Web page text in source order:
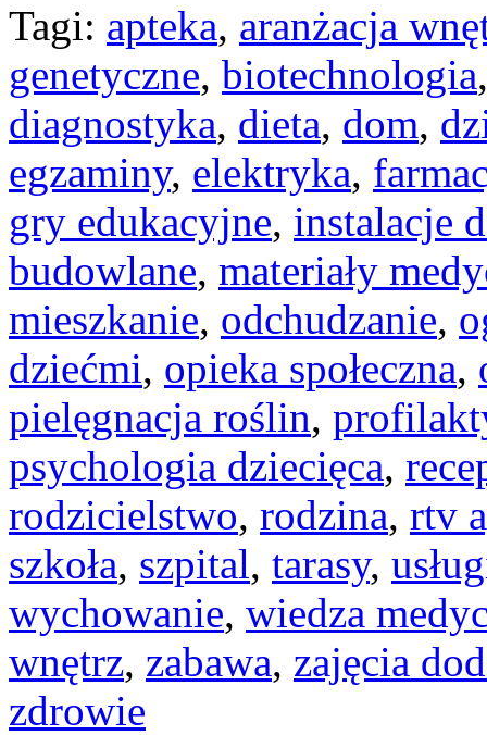
Tagi: apteka, aranżacja
genetyczne, biotechnologia
diagnostyka, dieta, dom,
egzaminy, elektryka,
gry edukacyjne, instalacje
budowlane, materiały
mieszkanie, odchudzanie,
dziećmi, opieka społeczna,
pielęgnacja roślin,
psychologia dziecięca,
rodzicielstwo, rodzina, rtv
szkoła, szpital, tarasy,
wychowanie, wiedza
wnętrz, zabawa, zajęcia
zdrowie